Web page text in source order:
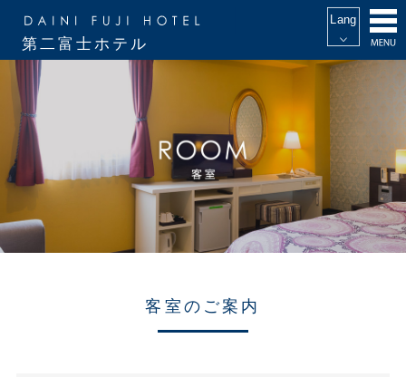
第二富士ホテル
客室のご案内